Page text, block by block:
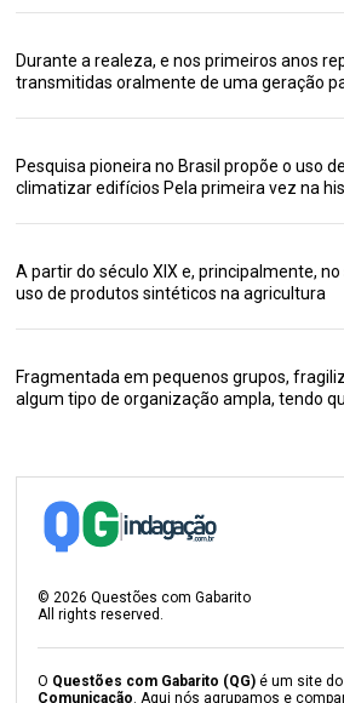
Durante a realeza, e nos primeiros anos
transmitidas oralmente de uma geração
Pesquisa pioneira no Brasil propõe o uso
climatizar edifícios Pela primeira vez na
A partir do século XIX e, principalmente,
uso de produtos sintéticos na agricultura
Fragmentada em pequenos grupos,
algum tipo de organização ampla, tendo
© 2026 Questões com Gabarito
All rights reserved.
O Questões com Gabarito (QG) é um site
Comunicação . Aqui nós agrupamos e